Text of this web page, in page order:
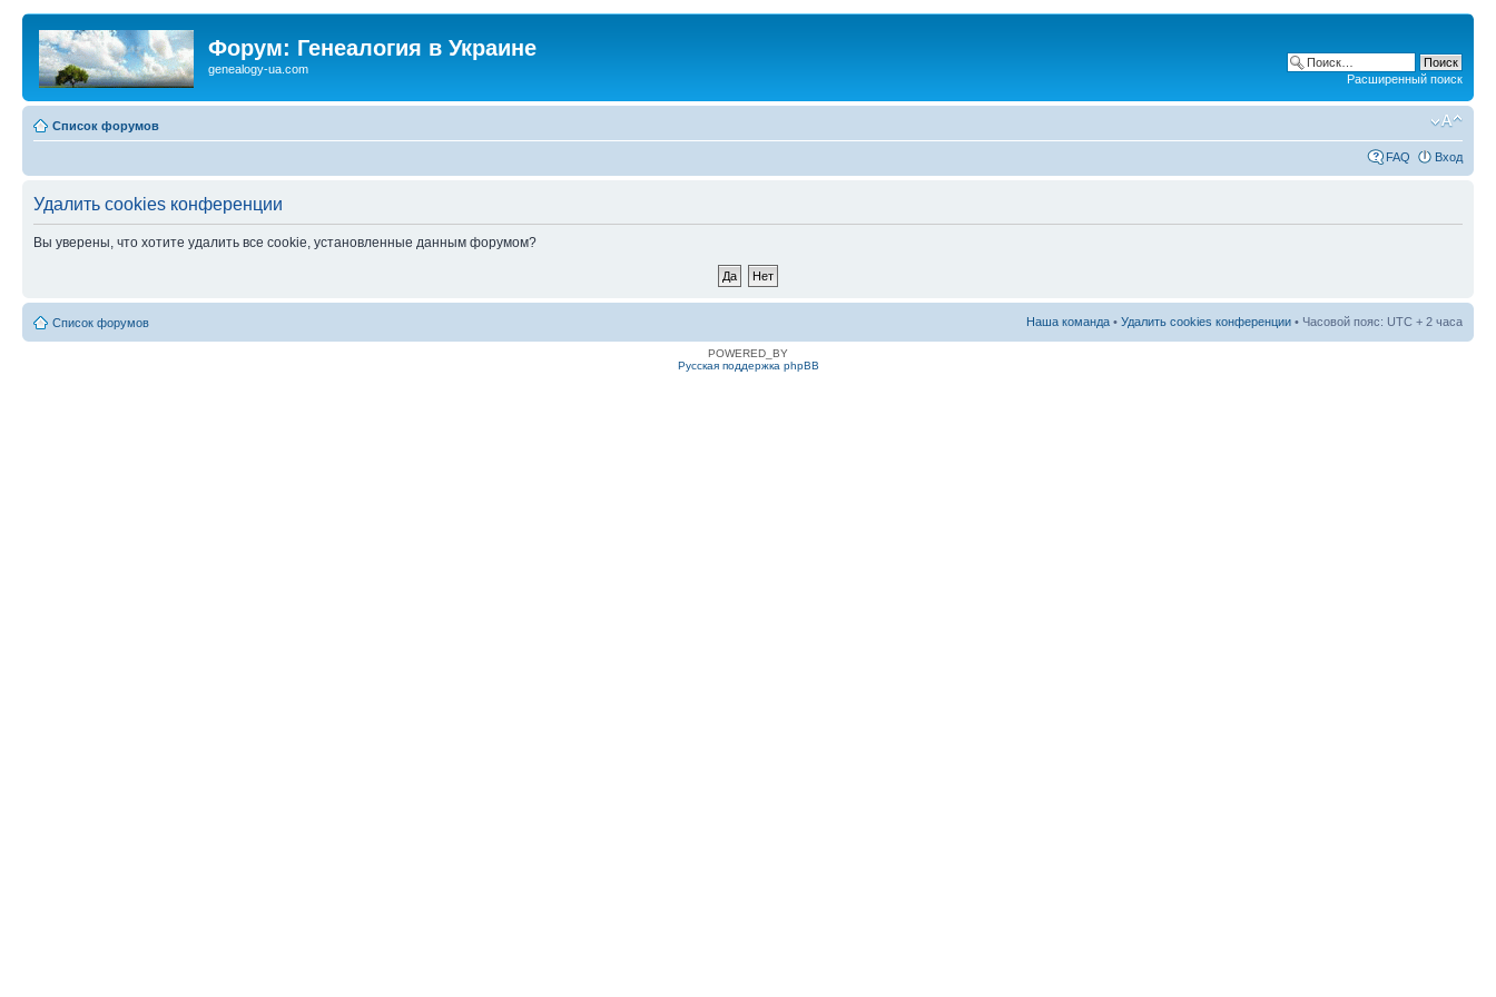
Форум: Генеалогия в Украине
genealogy-ua.com
Расширенный поиск
Список форумов
FAQ Вход
Удалить cookies конференции
Вы уверены, что хотите удалить все cookie, установленные данным форумом?
Список форумов Наша команда • Удалить cookies конференции • Часовой пояс: UTC + 2 часа
POWERED_BY
Русская поддержка phpBB